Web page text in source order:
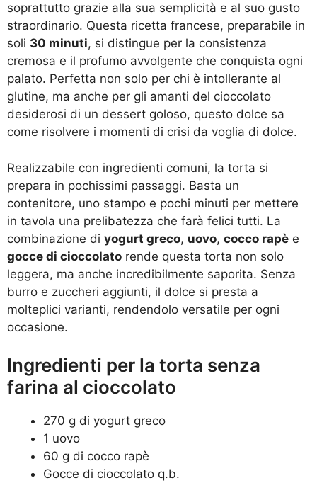
soprattutto grazie alla sua semplicità e al suo gusto
straordinario. Questa ricetta francese, preparabile in
soli 30 minuti, si distingue per la consistenza
cremosa e il profumo avvolgente che conquista ogni
palato. Perfetta non solo per chi è intollerante al
glutine, ma anche per gli amanti del cioccolato
desiderosi di un dessert goloso, questo dolce sa
come risolvere i momenti di crisi da voglia di dolce.
Realizzabile con ingredienti comuni, la torta si
prepara in pochissimi passaggi. Basta un
contenitore, uno stampo e pochi minuti per mettere
in tavola una prelibatezza che farà felici tutti. La
combinazione di yogurt greco, uovo, cocco rapè e
gocce di cioccolato rende questa torta non solo
leggera, ma anche incredibilmente saporita. Senza
burro e zuccheri aggiunti, il dolce si presta a
molteplici varianti, rendendolo versatile per ogni
occasione.
Ingredienti per la torta senza
farina al cioccolato
270 g di yogurt greco
1 uovo
60 g di cocco rapè
Gocce di cioccolato q.b.